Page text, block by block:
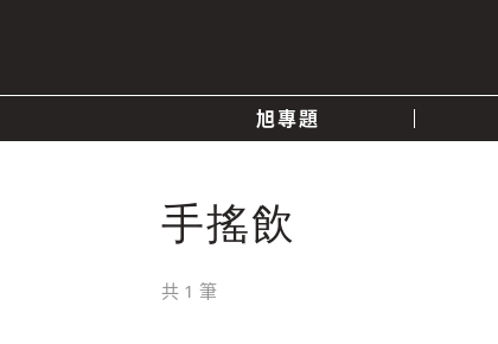
旭專題
政治
手搖飲
共 1 筆